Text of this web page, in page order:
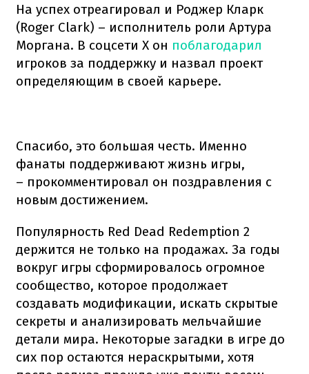
На успех отреагировал и Роджер Кларк
(Roger Clark) – исполнитель роли Артура
Моргана. В соцсети X он поблагодарил
игроков за поддержку и назвал проект
определяющим в своей карьере.
Спасибо, это большая честь. Именно
фанаты поддерживают жизнь игры,
– прокомментировал он поздравления с
новым достижением.
Популярность Red Dead Redemption 2
держится не только на продажах. За годы
вокруг игры сформировалось огромное
сообщество, которое продолжает
создавать модификации, искать скрытые
секреты и анализировать мельчайшие
детали мира. Некоторые загадки в игре до
сих пор остаются нераскрытыми, хотя